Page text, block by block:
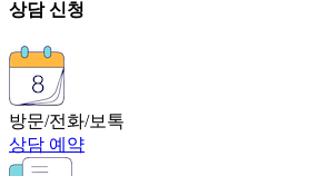
상담 신청
방문/전화/보톡
상담 예약